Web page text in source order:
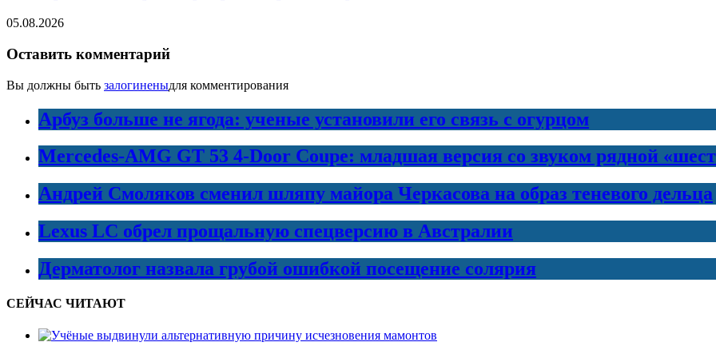
05.08.2026
Оставить комментарий
Вы должны быть залогиненыдля комментирования
Арбуз больше не ягода: ученые установили его связь с огурцом
Mercedes-AMG GT 53 4-Door Coupe: младшая версия со звуком рядной
Андрей Смоляков сменил шляпу майора Черкасова на образ теневого дельца
Lexus LC обрел прощальную спецверсию в Австралии
Дерматолог назвала грубой ошибкой посещение солярия
СЕЙЧАС ЧИТАЮТ